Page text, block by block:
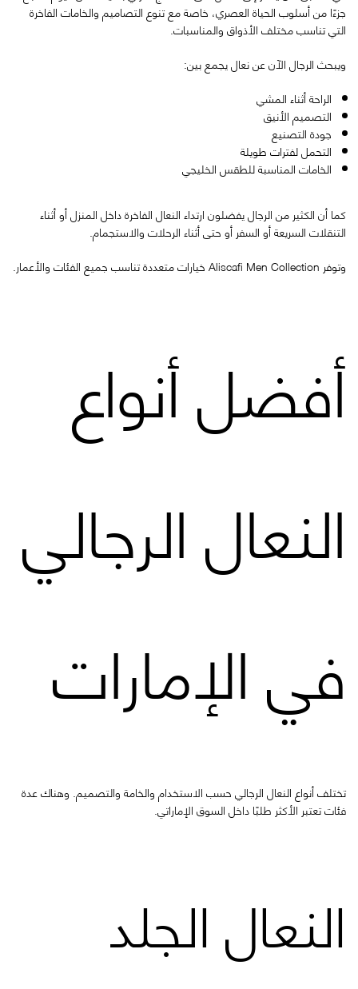
جزءًا من أسلوب الحياة العصري، خاصة مع تنوع التصاميم والخامات الفاخرة
التي تناسب مختلف الأذواق والمناسبات.
ويبحث الرجال الآن عن نعال يجمع بين:
الراحة أثناء المشي
التصميم الأنيق
جودة التصنيع
التحمل لفترات طويلة
الخامات المناسبة للطقس الخليجي
كما أن الكثير من الرجال يفضلون ارتداء النعال الفاخرة داخل المنزل أو أثناء
التنقلات السريعة أو السفر أو حتى أثناء الرحلات والاستجمام.
وتوفر Aliscafi Men Collectionخيارات متعددة تناسب جميع الفئات والأعمار.
أفضل أنواع
النعال الرجالي
في الإمارات
تختلف أنواع النعال الرجالي حسب الاستخدام والخامة والتصميم. وهناك عدة
فئات تعتبر الأكثر طلبًا داخل السوق الإماراتي.
النعال الجلد